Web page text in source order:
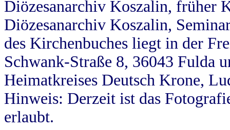
Diözesanarchiv Koszalin, früher
Diözesanarchiv Koszalin,
des Kirchenbuches liegt in der
Schwank-Straße 8, 36043 Fulda
Heimatkreises Deutsch Krone,
Hinweis: Derzeit ist das
erlaubt.